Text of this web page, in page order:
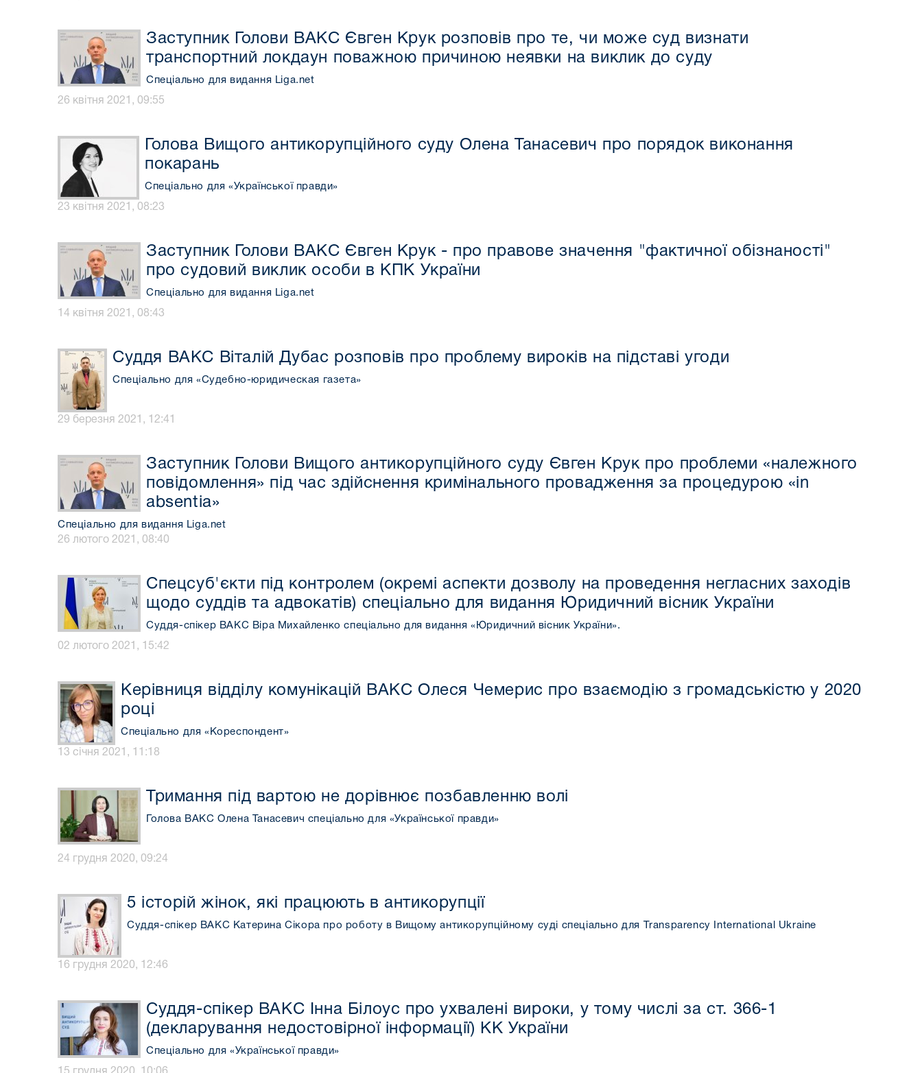
Заступник Голови ВАКС Євген Крук розповів про те, чи може суд визнати
транспортний локдаун поважною причиною неявки на виклик до суду
Спеціально для видання Liga.net
26 квітня 2021, 09:55
Голова Вищого антикорупційного суду Олена Танасевич про порядок виконання
покарань
Спеціально для «Української правди»
23 квітня 2021, 08:23
Заступник Голови ВАКС Євген Крук - про правове значення "фактичної обізнаності"
про судовий виклик особи в КПК України
Спеціально для видання Liga.net
14 квітня 2021, 08:43
Суддя ВАКС Віталій Дубас розповів про проблему вироків на підставі угоди
Спеціально для «Судебно-юридическая газета»
29 березня 2021, 12:41
Заступник Голови Вищого антикорупційного суду Євген Крук про проблеми «належного
повідомлення» під час здійснення кримінального провадження за процедурою «in
absentia»
Спеціально для видання Liga.net
26 лютого 2021, 08:40
Cпецсуб'єкти під контролем (окремі аспекти дозволу на проведення негласних заходів
щодо суддів та адвокатів) cпеціально для видання Юридичний вісник України
Суддя-спікер ВАКС Віра Михайленко спеціально для видання «Юридичний вісник України».
02 лютого 2021, 15:42
Керівниця відділу комунікацій ВАКС Олеся Чемерис про взаємодію з громадськістю у 2020
році
Спеціально для «Кореспондент»
13 січня 2021, 11:18
Тримання під вартою не дорівнює позбавленню волі
Голова ВАКС Олена Танасевич спеціально для «Української правди»
24 грудня 2020, 09:24
5 історій жінок, які працюють в антикорупції
Суддя-спікер ВАКС Катерина Сікора про роботу в Вищому антикорупційному суді спеціально для Transparency International Ukraine
16 грудня 2020, 12:46
Суддя-спікер ВАКС Інна Білоус про ухвалені вироки, у тому числі за ст. 366-1
(декларування недостовірної інформації) КК України
Спеціально для «Української правди»